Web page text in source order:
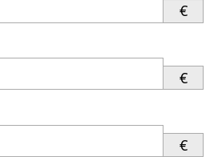
€
€
€